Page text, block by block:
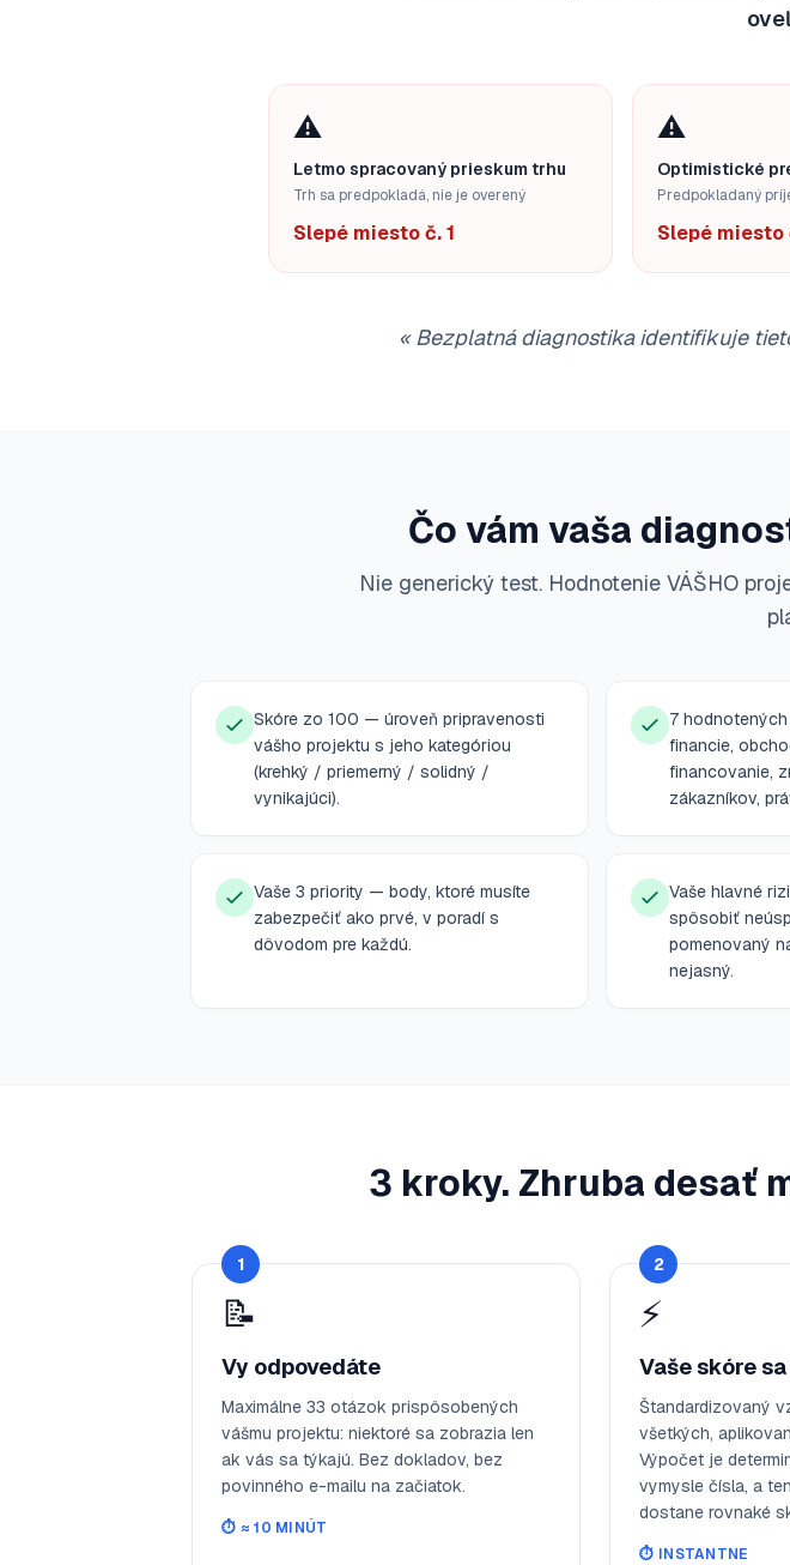
⚠️
Letmo spracovaný prieskum trhu
Trh sa predpokladá, nie je overený
Slepé miesto č. 1
⚠️
Optimistické
Predpokladaný
Slepé miesto
«Bezplatná diagnostika identifikuje
Čo vám vaša
Nie generický test. Hodnotenie VÁŠHO
Skóre zo 100 — úroveň pripravenosti
vášho projektu s jeho kategóriou
(krehký / priemerný / solidný /
vynikajúci).
7
financie,
financovanie,
zákazníkov,
Vaše 3 priority — body, ktoré musíte
zabezpečiť ako prvé, v poradí s
dôvodom pre každú.
Vaše hlavné
spôsobiť
pomenovaný
nejasný.
3 kroky. Zhruba desať
1
📝
Vy odpovedáte
Maximálne 33 otázok prispôsobených
vášmu projektu: niektoré sa zobrazia len
ak vás sa týkajú. Bez dokladov, bez
povinného e-mailu na začiatok.
⏱️ ≈ 10 MINÚT
2
⚡
Vaše skóre
Štandardizovaný
všetkých,
Výpočet je
vymysle čísla, a
dostane rovnaké
⏱️ INSTANTNE